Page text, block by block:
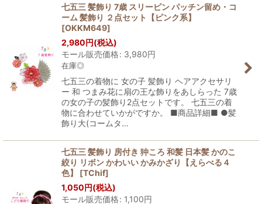
七五三 髪飾り 7歳 スリーピン パッチン留め・コ
ーム 髪飾り ２点セット【ピンク系】
[OKKM649]
2,980円(税込)
モール販売価格: 3,980円
在庫◎
七五三の着物に 女の子 髪飾り ヘアアクセサリ
ー 和 つまみ花に扇の王な飾りをあしらった 7歳
の女の子の髪飾り2点セットです。 七五三の着
物に合わせていかがですか。 ■商品詳細■ ●髪
飾り大(コームタ…
七五三 髪飾り 房付き 狆ころ 和髪 日本髪 かのこ
絞り リボン かわいい かみかざり【えらべる４
色】
[TChif]
1,050円(税込)
モール販売価格: 1,100円